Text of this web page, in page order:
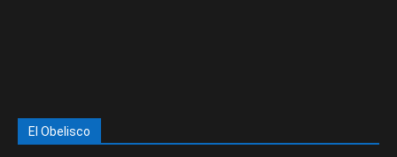
El Obelisco